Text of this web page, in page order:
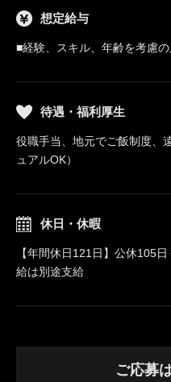
想定給与
■経験、スキル、年齢を考慮
待遇・福利厚生
役職手当、地元でご飯制度、
ュアルOK）
休日・休暇
【年間休日121日】公休105
給は別途支給
ご応募